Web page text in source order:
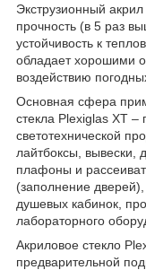
Экструзионный
прочность (в 5 раз
устойчивость к
обладает хорошими
воздействию
Основная сфера
стекла Plexiglas XT –
светотехнической
лайтбоксы, вывески,
плафоны и
(заполнение
душевых кабинок,
лабораторного
Акриловое стекло
предварительной